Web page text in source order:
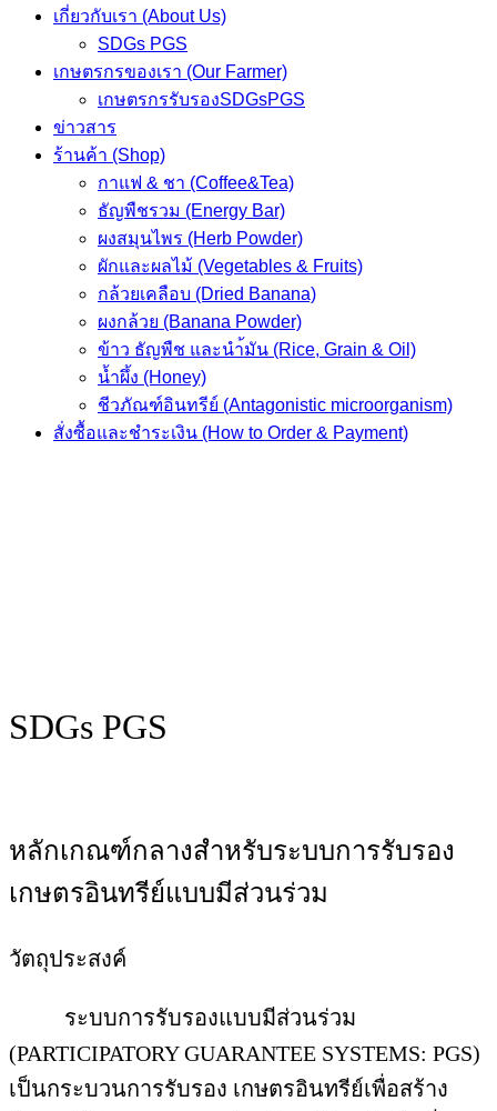
เกี่ยวกับเรา (About Us)
SDGs PGS
เกษตรกรของเรา (Our Farmer)
เกษตรกรรับรองSDGsPGS
ข่าวสาร
ร้านค้า (Shop)
กาแฟ & ชา (Coffee&Tea)
ธัญพืชรวม (Energy Bar)
ผงสมุนไพร (Herb Powder)
ผักและผลไม้ (Vegetables & Fruits)
กล้วยเคลือบ (Dried Banana)
ผงกล้วย (Banana Powder)
ข้าว ธัญพืช และนำ้มัน (Rice, Grain & Oil)
น้ำผึ้ง (Honey)
ชีวภัณฑ์อินทรีย์ (Antagonistic microorganism)
สั่งซื้อและชำระเงิน (How to Order & Payment)
SDGs PGS
หลักเกณฑ์กลางสำหรับระบบการรับรอง
เกษตรอินทรีย์แบบมีส่วนร่วม
วัตถุประสงค์
ระบบการรับรองแบบมีส่วนร่วม
(PARTICIPATORY GUARANTEE SYSTEMS: PGS)
เป็นกระบวนการรับรอง เกษตรอินทรีย์เพื่อสร้าง